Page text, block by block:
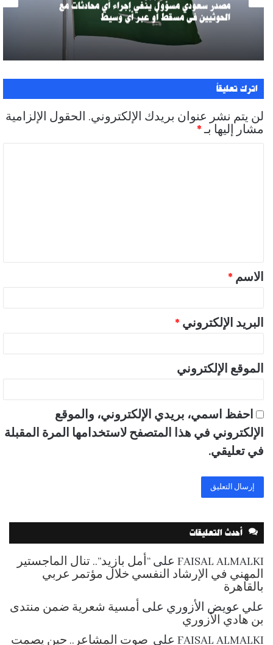
مصدر سعودي مسؤول ينفي إجراء أي محادثات مع
الحوثيين في مسقط أو عبر أي وسيط
اترك تعليقاً
لن يتم نشر عنوان بريدك الإلكتروني. الحقول الإلزامية
مشار إليها بـ*
ق
*
الاسم *
البريد الإلكتروني *
الموقع الإلكتروني
احفظ اسمي، بريدي الإلكتروني، والموقع
الإلكتروني في هذا المتصفح لاستخدامها المرة المقبلة
في تعليقي.
أحدث التعليقات
FAISAL ALMALKI على “أمل بازيد”.. تنال الماجستير
المهني في الإرشاد النفسي خلال مؤتمر عربي
بالقاهرة
علي عويض الأزوري على أمسية شعرية ضمن منتدى
بن هادي الأزوري
FAISAL ALMALKI على صوت المشاعر.. حين يصمت